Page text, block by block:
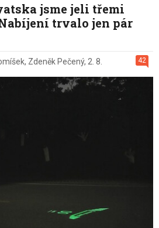
jsme jeli třemi
trvalo jen pár
42
, Zdeněk Pečený, 2. 8.